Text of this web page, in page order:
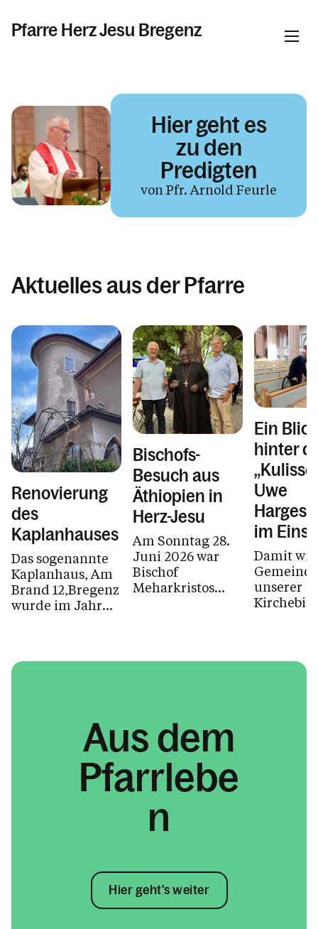
Pfarre Herz Jesu Bregenz
Informationen
Aktuelles & News
Gottesdienste
Taufe, Erstkommunion, Firmung &
Hochzeit
Tod, Beerdigung & Trauer
Kinder, Jugend & Familie
Kirche & Kapellen
Kirchenjahr
Pfarrheim (Austriahaus) & Vermietung
Kirchenmusik
Bleiben Sie informiert
Bildergalerien
Kalender
Personen
Hier geht es
zu den
Predigten
von Pfr. Arnold Feurle
Aktuelles aus der Pfarre
Renovierung
des
Kaplanhauses
Das sogenannte
Kaplanhaus, Am
Brand 12,Bregenz
wurde im Jahr
Netzer...
Bischofs-
Besuch aus
Äthiopien in
Herz-Jesu
Am Sonntag 28.
Juni 2026 war
Bischof
Meharkristos
Ein Blick
hinter
Uwe
im
Damit wir
unserer
sindviele
Aus dem
Pfarrlebe
n
Hier geht's weiter